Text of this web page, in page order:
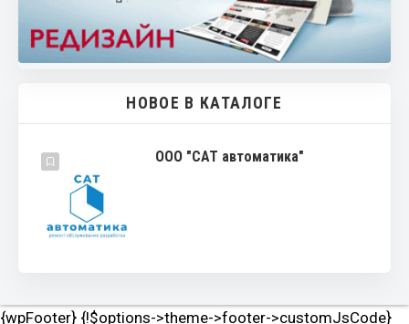
НОВОЕ В КАТАЛОГЕ
ООО "САТ автоматика"
{wpFooter} {!$options->theme->footer->customJsCode}